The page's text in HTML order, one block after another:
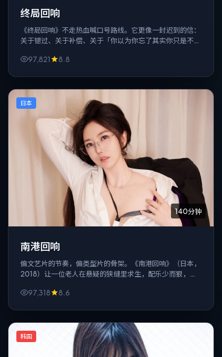
终局回响
《终局回响》不走热血喊口号路线。它更像一封迟到的信：
关于错过、关于补偿、关于「你以为你忘了其实你只是不敢
97,821
8.8
日本
140分钟
南港回响
偏文艺片的节奏，偏类型片的骨架。《南港回响》（日本，
2018）让一位老人在悬疑的狭缝里求生，配乐少而狠，像
97,318
8.6
韩国